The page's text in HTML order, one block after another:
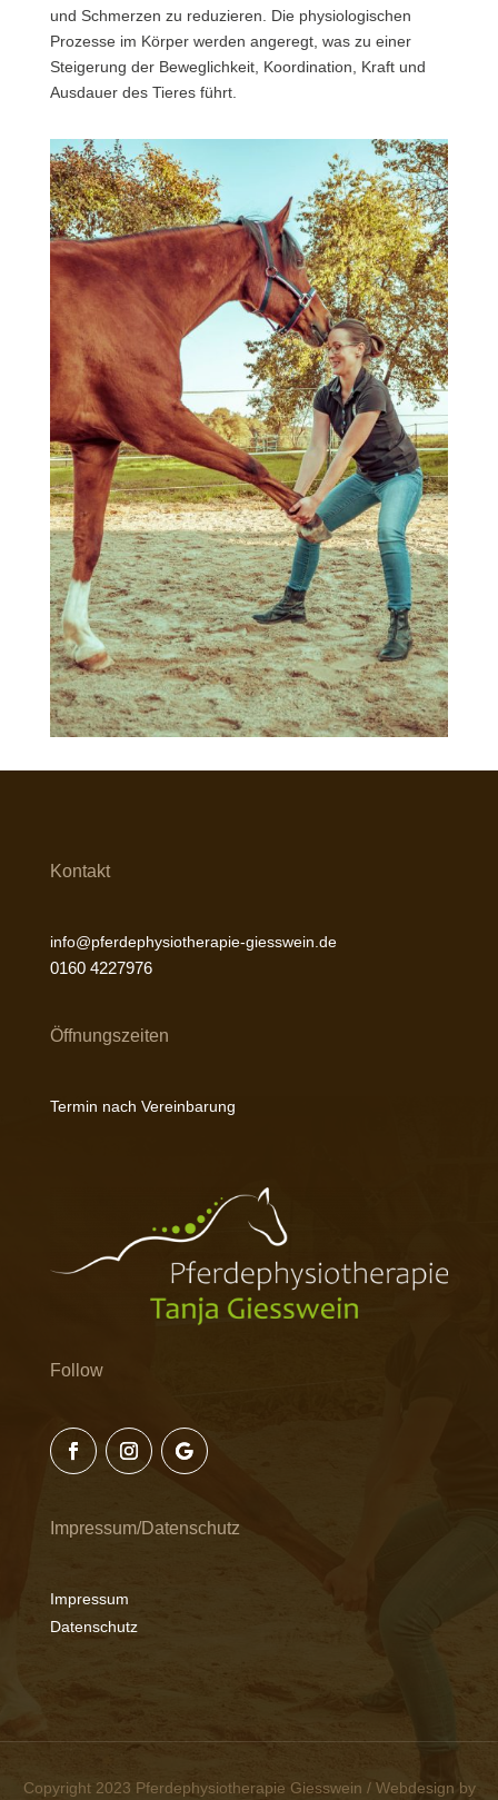
und Schmerzen zu reduzieren. Die physiologischen
Prozesse im Körper werden angeregt, was zu einer
Steigerung der Beweglichkeit, Koordination, Kraft und
Ausdauer des Tieres führt.
Kontakt
info@pferdephysiotherapie-giesswein.de
0160 4227976
Öffnungszeiten
Termin nach Vereinbarung
Follow
Impressum/Datenschutz
Impressum
Datenschutz
Copyright 2023 Pferdephysiotherapie Giesswein / Webdesign by